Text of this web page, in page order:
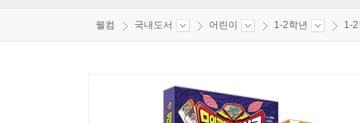
웰컴 국내도서 어린이 1-2학년 1-